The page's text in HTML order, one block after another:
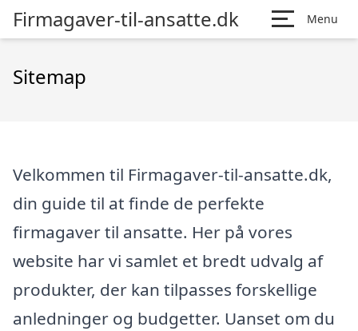
Firmagaver-til-ansatte.dk Menu
Sitemap
Velkommen til Firmagaver-til-ansatte.dk,
din guide til at finde de perfekte
firmagaver til ansatte. Her på vores
website har vi samlet et bredt udvalg af
produkter, der kan tilpasses forskellige
anledninger og budgetter. Uanset om du